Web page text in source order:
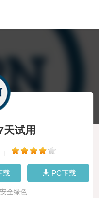
天试用
载 PC下载
全绿色